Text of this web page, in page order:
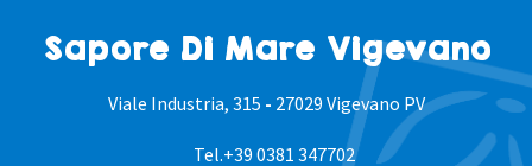
Sapore Di Mare Vigevano
Viale Industria, 315 - 27029 Vigevano PV
Tel.+39 0381 347702